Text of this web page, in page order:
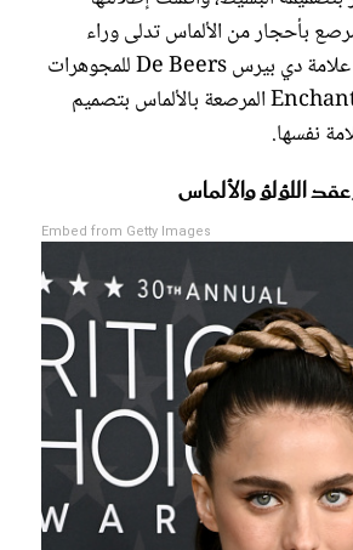
بأحجار من الألماس تدلى وراء
ظهرها وحمل توقيع علامة دي بيرس De Beers للمجوهرات
وأقراط Enchanted Lotus المرصعة بالألماس بتصميم
نفسها.
اللؤلؤ والألماس
Embed from Getty Images